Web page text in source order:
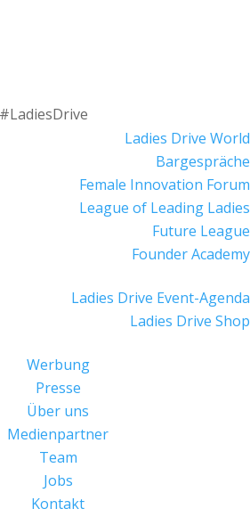
Ladies Drive World
Bargespräche
Female Innovation Forum
League of Leading Ladies
Future League
Founder Academy
Ladies Drive Event-Agenda
Ladies Drive Shop
Werbung
Presse
Über uns
Medienpartner
Team
Jobs
Kontakt